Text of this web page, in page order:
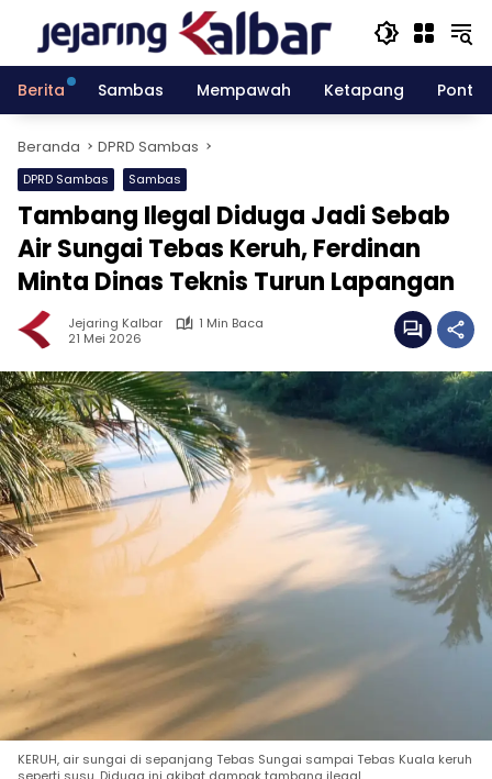
konten
Berita
Sambas Mempawah Ketapang
Beranda DPRD Sambas
DPRD Sambas Sambas
Tambang Ilegal Diduga Jadi Sebab
Air Sungai Tebas Keruh, Ferdinan
Minta Dinas Teknis Turun Lapangan
Jejaring Kalbar
1 Min Baca
21 Mei 2026
KERUH, air sungai di sepanjang Tebas Sungai sampai Tebas Kuala keruh